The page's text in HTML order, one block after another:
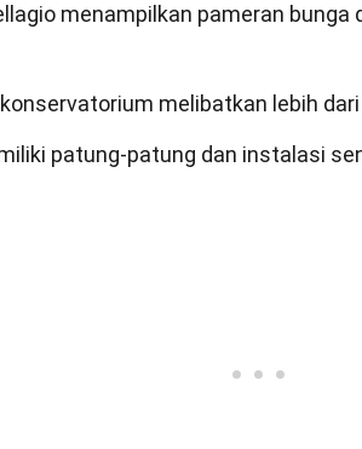
menampilkan pameran bunga
melibatkan lebih
patung-patung dan instalasi